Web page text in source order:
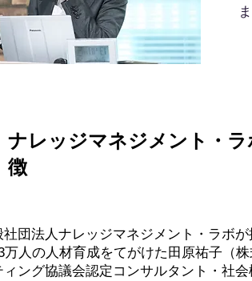
ナレッジマネジメント・
徴
社団法人ナレッジマネジメント・ラボ
万人の人材育成をてがけた田原祐子（
ィング協議会認定コンサルタント・社